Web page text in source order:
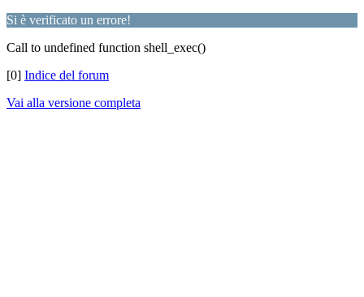
Si è verificato un errore!
Call to undefined function shell_exec()
[0] Indice del forum
Vai alla versione completa